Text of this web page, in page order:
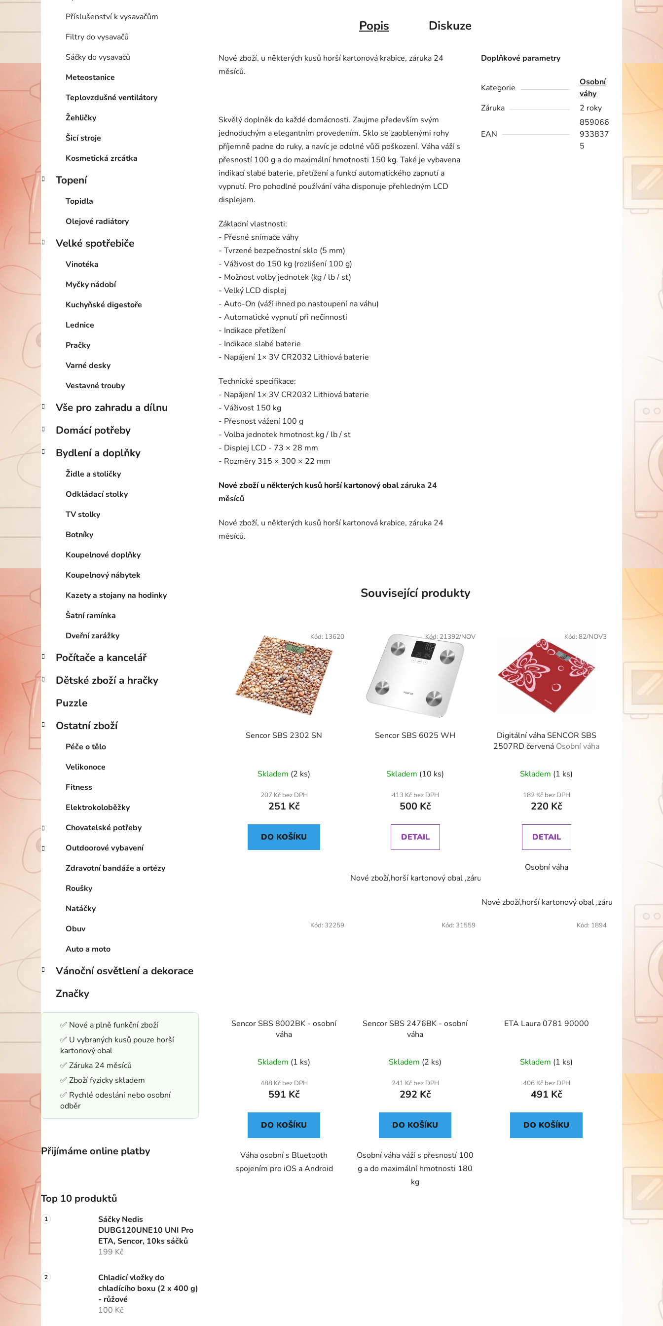
Příslušenství k vysavačům
Filtry do vysavačů
Sáčky do vysavačů
Meteostanice
Teplovzdušné ventilátory
Žehličky
Šicí stroje
Kosmetická zrcátka
Topení
Topidla
Olejové radiátory
Velké spotřebiče
Vinotéka
Myčky nádobí
Kuchyňské digestoře
Lednice
Pračky
Varné desky
Vestavné trouby
Vše pro zahradu a dílnu
Domácí potřeby
Bydlení a doplňky
Židle a stoličky
Odkládací stolky
TV stolky
Botníky
Koupelnové doplňky
Koupelnový nábytek
Kazety a stojany na hodinky
Šatní ramínka
Dveřní zarážky
Počítače a kancelář
Dětské zboží a hračky
Puzzle
Ostatní zboží
Péče o tělo
Velikonoce
Fitness
Elektrokoloběžky
Chovatelské potřeby
Outdoorové vybavení
Zdravotní bandáže a ortézy
Roušky
Natáčky
Obuv
Auto a moto
Vánoční osvětlení a dekorace
Značky
✅ Nové a plně funkční zboží
✅ U vybraných kusů pouze horší
kartonový obal
✅ Záruka 24 měsíců
✅ Zboží fyzicky skladem
✅ Rychlé odeslání nebo osobní
odběr
Přijímáme online platby
Top 10 produktů
Sáčky Nedis
DUBG120UNE10 UNI Pro
ETA, Sencor, 10ks sáčků
199 Kč
Chladicí vložky do
chladícího boxu (2 x 400 g)
- růžové
100 Kč
Popis Diskuze
Nové zboží, u některých kusů horší kartonová krabice, záruka 24
měsíců.
Skvělý doplněk do každé domácnosti. Zaujme především svým
jednoduchým a elegantním provedením. Sklo se zaoblenými rohy
příjemně padne do ruky, a navíc je odolné vůči poškození. Váha váží s
přesností 100 g a do maximální hmotnosti 150 kg. Také je vybavena
indikací slabé baterie, přetížení a funkcí automatického zapnutí a
vypnutí. Pro pohodlné používání váha disponuje přehledným LCD
displejem.
Základní vlastnosti:
- Přesné snímače váhy
- Tvrzené bezpečnostní sklo (5 mm)
- Váživost do 150 kg (rozlišení 100 g)
- Možnost volby jednotek (kg / lb / st)
- Velký LCD displej
- Auto-On (váží ihned po nastoupení na váhu)
- Automatické vypnutí při nečinnosti
- Indikace přetížení
- Indikace slabé baterie
- Napájení 1× 3V CR2032 Lithiová baterie
Technické specifikace:
- Napájení 1× 3V CR2032 Lithiová baterie
- Váživost 150 kg
- Přesnost vážení 100 g
- Volba jednotek hmotnost kg / lb / st
- Displej LCD - 73 × 28 mm
- Rozměry 315 × 300 × 22 mm
Nové zboží u některých kusů horší kartonový obalzáruka 24
měsíců
Nové zboží, u některých kusů horší kartonová krabice, záruka 24
měsíců.
Doplňkové parametry
Kategorie
Osobní
váhy
Záruka
2 roky
EAN
859066
933837
5
Související produkty
Sencor SBS 2302 SN
Skladem (2 ks)
207 Kč bez DPH
251 Kč
DO KOŠÍKU
Kód: 13620
Sencor SBS 6025 WH
Skladem (10 ks)
413 Kč bez DPH
500 Kč
DETAIL
Nové zboží,horší kartonový obal ,záruka 24 měsíců
Kód: 21392/NOV
Digitální váha SENCOR SBS
2507RD červená Osobní váha
Skladem (1 ks)
182 Kč bez DPH
220 Kč
DETAIL
Osobní váha
Nové zboží,horší kartonový obal ,záruka 24 měsíců
Kód: 82/NOV3
Sencor SBS 8002BK - osobní
váha
Skladem (1 ks)
488 Kč bez DPH
591 Kč
DO KOŠÍKU
Váha osobní s Bluetooth
spojením pro iOS a Android
Kód: 32259
Sencor SBS 2476BK - osobní
váha
Skladem (2 ks)
241 Kč bez DPH
292 Kč
DO KOŠÍKU
Osobní váha váží s přesností 100
g a do maximální hmotnosti 180
kg
Kód: 31559
ETA Laura 0781 90000
Skladem (1 ks)
406 Kč bez DPH
491 Kč
DO KOŠÍKU
Kód: 1894